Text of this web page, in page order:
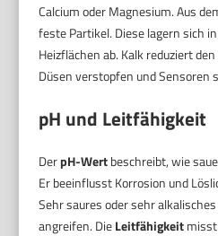
Calcium oder Magnesium. Aus
feste Partikel. Diese lagern sich
Heizflächen ab. Kalk reduziert
Düsen verstopfen und Sensoren
pH und Leitfähigkeit
DerpH-Wertbeschreibt, wie
Er beeinflusst Korrosion und
Sehr saures oder sehr
angreifen. DieLeitfähigkeit